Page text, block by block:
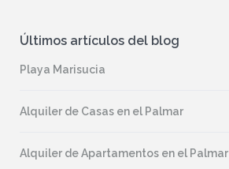
Últimos artículos del blog
Playa Marisucia
Alquiler de Casas en el Palmar
Alquiler de Apartamentos en el Palmar